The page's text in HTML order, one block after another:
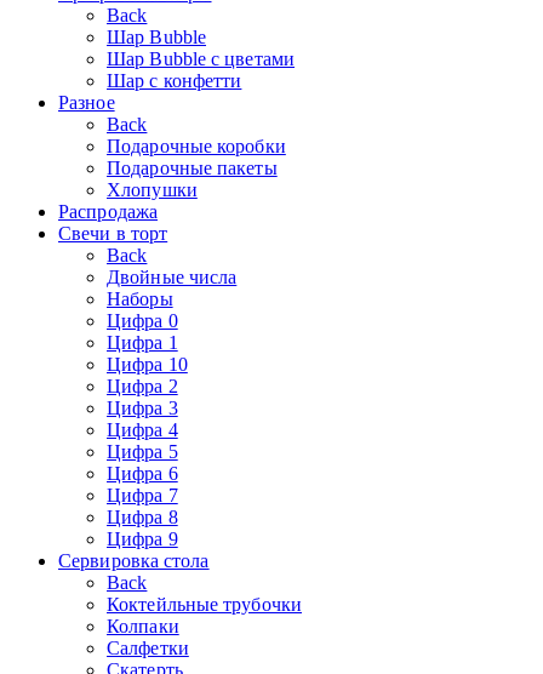
Back
Шар Bubble
Шар Bubble с цветами
Шар с конфетти
Разное
Back
Подарочные коробки
Подарочные пакеты
Хлопушки
Распродажа
Свечи в торт
Back
Двойные числа
Наборы
Цифра 0
Цифра 1
Цифра 10
Цифра 2
Цифра 3
Цифра 4
Цифра 5
Цифра 6
Цифра 7
Цифра 8
Цифра 9
Сервировка стола
Back
Коктейльные трубочки
Колпаки
Салфетки
Скатерть